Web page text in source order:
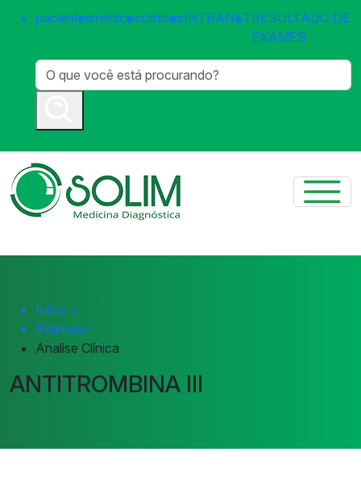
pacientesmédicosclínicasINTRANETRESULTADO DE
EXAMES
Início >
Exames>
Analise Clínica
ANTITROMBINA III